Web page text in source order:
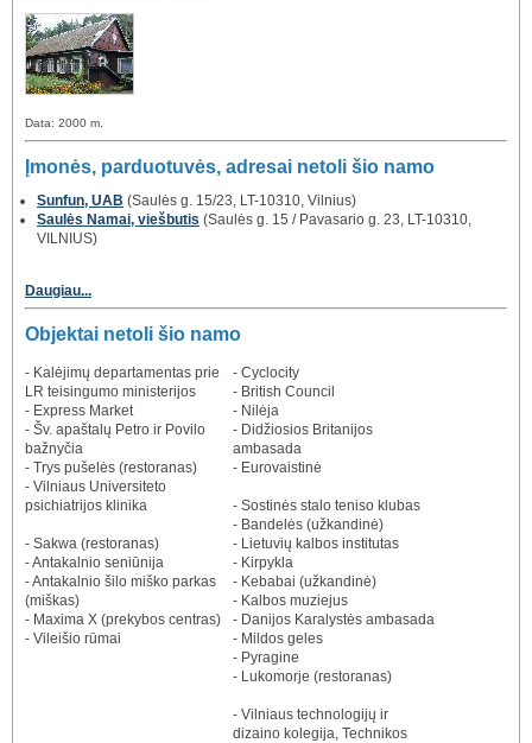
Data: 2000 m.
Įmonės, parduotuvės, adresai netoli šio namo
Sunfun, UAB (Saulės g. 15/23, LT-10310, Vilnius)
Saulės Namai, viešbutis (Saulės g. 15 / Pavasario g. 23, LT-10310,
VILNIUS)
Daugiau...
Objektai netoli šio namo
- Kalėjimų departamentas prie
LR teisingumo ministerijos
- Express Market
- Šv. apaštalų Petro ir Povilo
bažnyčia
- Trys pušelės (restoranas)
- Vilniaus Universiteto
psichiatrijos klinika
- Sakwa (restoranas)
- Antakalnio seniūnija
- Antakalnio šilo miško parkas
(miškas)
- Maxima X (prekybos centras)
- Vileišio rūmai
- Cyclocity
- British Council
- Nilėja
- Didžiosios Britanijos
ambasada
- Eurovaistinė
- Sostinės stalo teniso klubas
- Bandelės (užkandinė)
- Lietuvių kalbos institutas
- Kirpykla
- Kebabai (užkandinė)
- Kalbos muziejus
- Danijos Karalystės ambasada
- Mildos geles
- Pyragine
- Lukomorje (restoranas)
- Vilniaus technologijų ir
dizaino kolegija, Technikos